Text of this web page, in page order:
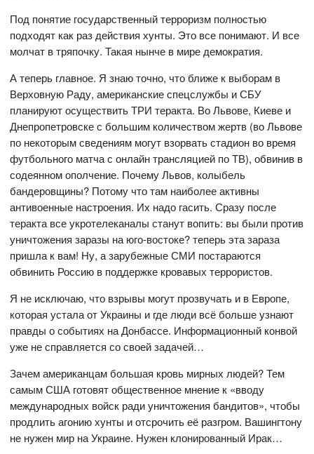
Под понятие государственный терроризм полностью
подходят как раз действия хунты. Это все понимают. И все
молчат в тряпочку. Такая нынче в мире демократия.
А теперь главное. Я знаю точно, что ближе к выборам в
Верховную Раду, американские спецслужбы и СБУ
планируют осуществить ТРИ теракта. Во Львове, Киеве и
Днепропетровске с большим количеством жертв (во Львове
по некоторым сведениям могут взорвать стадион во время
футбольного матча с онлайн трансляцией по ТВ), обвинив в
содеянном ополчение. Почему Львов, колыбель
бандеровщины? Потому что там наиболее активны
антивоенные настроения. Их надо гасить. Сразу после
теракта все укротелеканалы станут вопить: вы были против
уничтожения заразы на юго-востоке? теперь эта зараза
пришла к вам! Ну, а зарубежные СМИ постараются
обвинить Россию в поддержке кровавых террористов.
Я не исключаю, что взрывы могут прозвучать и в Европе,
которая устала от Украины и где люди всё больше узнают
правды о событиях на Донбассе. Информационный конвой
уже не справляется со своей задачей…
Зачем американцам большая кровь мирных людей? Тем
самым США готовят общественное мнение к «вводу
международных войск ради уничтожения бандитов», чтобы
продлить агонию хунты и отсрочить её разгром. Вашингтону
не нужен мир на Украине. Нужен клонированный Ирак…